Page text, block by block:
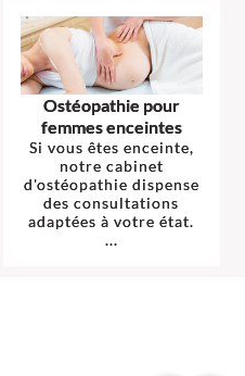
Ostéopathie pour
femmes enceintes
Si vous êtes enceinte,
notre cabinet
d'ostéopathie dispense
des consultations
adaptées à votre état.
...